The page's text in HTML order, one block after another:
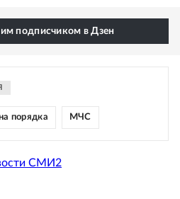
подписчиком в Дзен
порядка МЧС
СМИ2